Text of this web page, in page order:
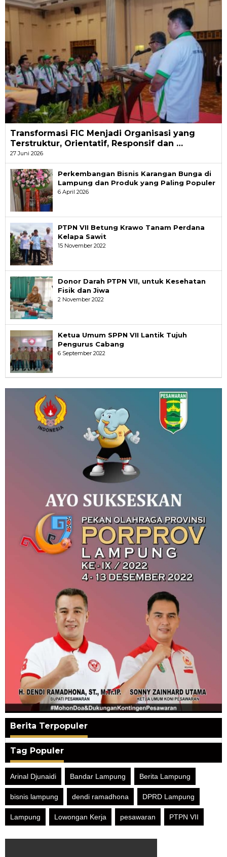
Transformasi FIC Menjadi Organisasi yang
Terstruktur, Orientatif, Responsif dan …
27 Juni 2026
Perkembangan Bisnis Karangan Bunga di
Lampung dan Produk yang Paling Populer
6 April 2026
PTPN VII Betung Krawo Tanam Perdana
Kelapa Sawit
15 November 2022
Donor Darah PTPN VII, untuk Kesehatan
Fisik dan Jiwa
2 November 2022
Ketua Umum SPPN VII Lantik Tujuh
Pengurus Cabang
6 September 2022
Berita Terpopuler
Tag Populer
Arinal Djunaidi Bandar Lampung Berita Lampung
bisnis lampung dendi ramadhona DPRD Lampung
Lampung Lowongan Kerja pesawaran PTPN VII